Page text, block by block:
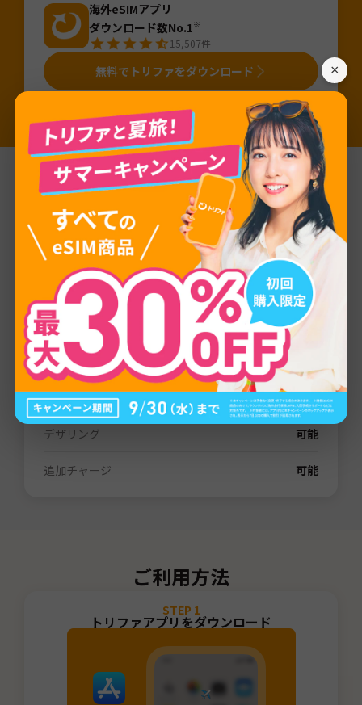
海外eSIMアプリ
ダウンロード数No.1※
15,507件
無料でトリファをダウンロード
※国内「旅行用eSIMアプリ」のDL数（2025年4月～2026年3月・iOS&Android合算値・AppTweak調べ）。「旅行」カテゴリから旅行用eSIMアプ
リ（アプリ名か説明に「eSIM」が含まれるアプリ）を当社にて抽出しDL数を算出。
基本情報
ネットワーク Avea, Turkcell
プロバイダー LTE/5G/4G
通信量 1GB 3GB 10GB/20GB/30GB/80GB/
無制限
有効期間 3日間 /7日間/15日間 /31日間/60日間
電話番号（SMS） なし
デザリング 可能
追加チャージ 可能
ご利用方法
STEP 1
トリファアプリをダウンロード
×